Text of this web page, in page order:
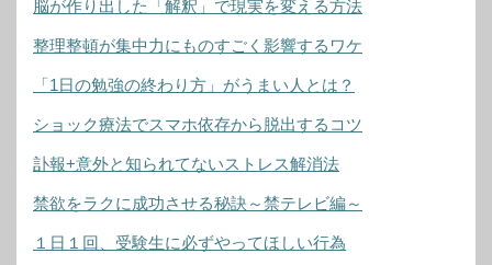
脳が作り出した「解釈」で現実を変える方法
整理整頓が集中力にものすごく影響するワケ
「1日の勉強の終わり方」がうまい人とは？
ショック療法でスマホ依存から脱出するコツ
訃報+意外と知られてないストレス解消法
禁欲をラクに成功させる秘訣～禁テレビ編～
１日１回、受験生に必ずやってほしい行為